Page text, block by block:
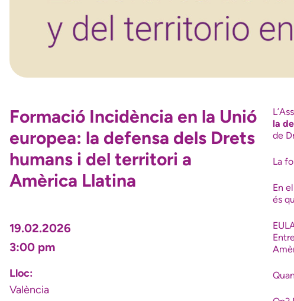
Formació Incidència en la Unió
europea: la defensa dels Drets
humans i del territori a
Amèrica Llatina
19.02.2026
3:00 pm
Lloc:
València
la
de
La
En
és